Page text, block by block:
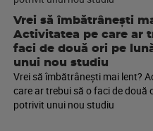
Vrei să îmbătrânești
Activitatea pe care ar
faci de două ori pe
unui nou studiu
Vrei să îmbătrânești mai lent?
care ar trebui să o faci de două
potrivit unui nou studiu